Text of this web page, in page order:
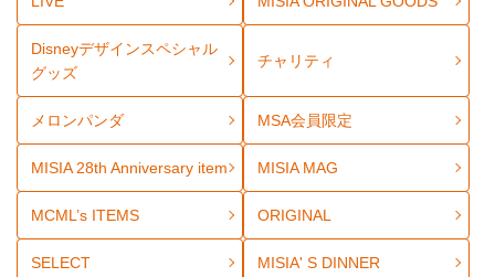
Disneyデザインスペシャル
グッズ
チャリティ
メロンパンダ MSA会員限定
MISIA 28th Anniversary item MISIA MAG
MCML’s ITEMS ORIGINAL
SELECT MISIA' S DINNER